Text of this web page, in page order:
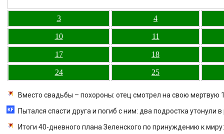
3 4
10 11
17 18
24 25
Вместо свадьбы – похороны: отец смотрел на свою
Пытался спасти друга и погиб с ним: два подростка утонули
Итоги 40-дневного плана Зеленского по принуждению к